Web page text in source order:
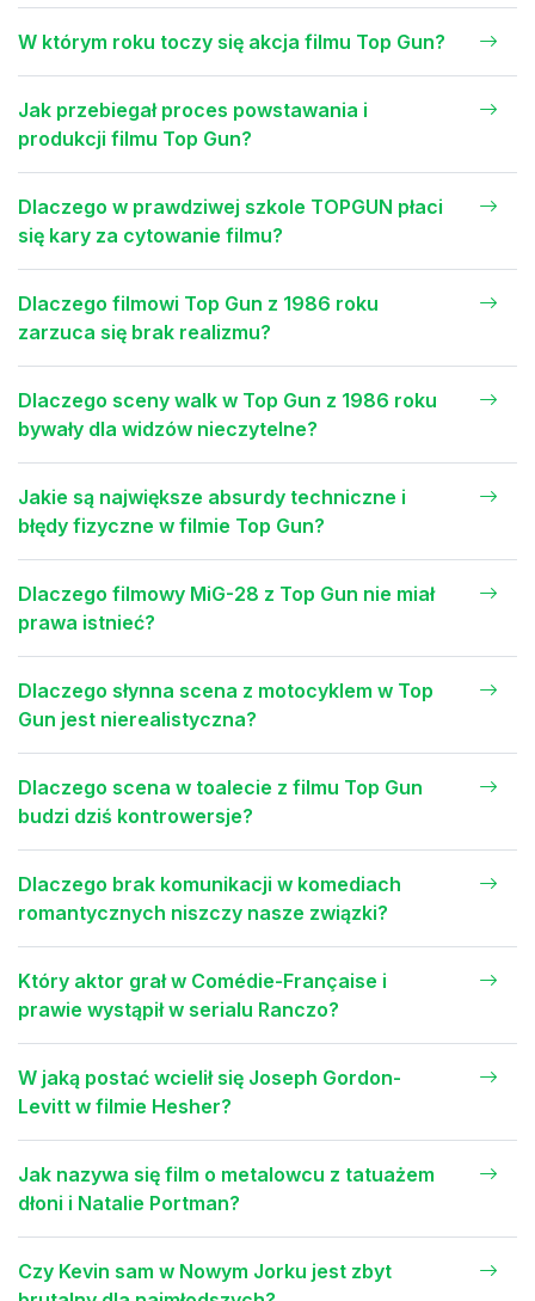
W którym roku toczy się akcja filmu Top Gun?
Jak przebiegał proces powstawania i
produkcji filmu Top Gun?
Dlaczego w prawdziwej szkole TOPGUN płaci
się kary za cytowanie filmu?
Dlaczego filmowi Top Gun z 1986 roku
zarzuca się brak realizmu?
Dlaczego sceny walk w Top Gun z 1986 roku
bywały dla widzów nieczytelne?
Jakie są największe absurdy techniczne i
błędy fizyczne w filmie Top Gun?
Dlaczego filmowy MiG-28 z Top Gun nie miał
prawa istnieć?
Dlaczego słynna scena z motocyklem w Top
Gun jest nierealistyczna?
Dlaczego scena w toalecie z filmu Top Gun
budzi dziś kontrowersje?
Dlaczego brak komunikacji w komediach
romantycznych niszczy nasze związki?
Który aktor grał w Comédie-Française i
prawie wystąpił w serialu Ranczo?
W jaką postać wcielił się Joseph Gordon-
Levitt w filmie Hesher?
Jak nazywa się film o metalowcu z tatuażem
dłoni i Natalie Portman?
Czy Kevin sam w Nowym Jorku jest zbyt